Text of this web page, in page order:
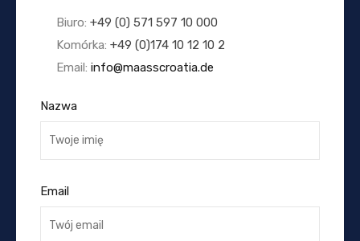
Biuro: +49 (0) 571 597 10 000
Komórka: +49 (0)174 10 12 10 2
Email: info@maasscroatia.de
Nazwa
Email